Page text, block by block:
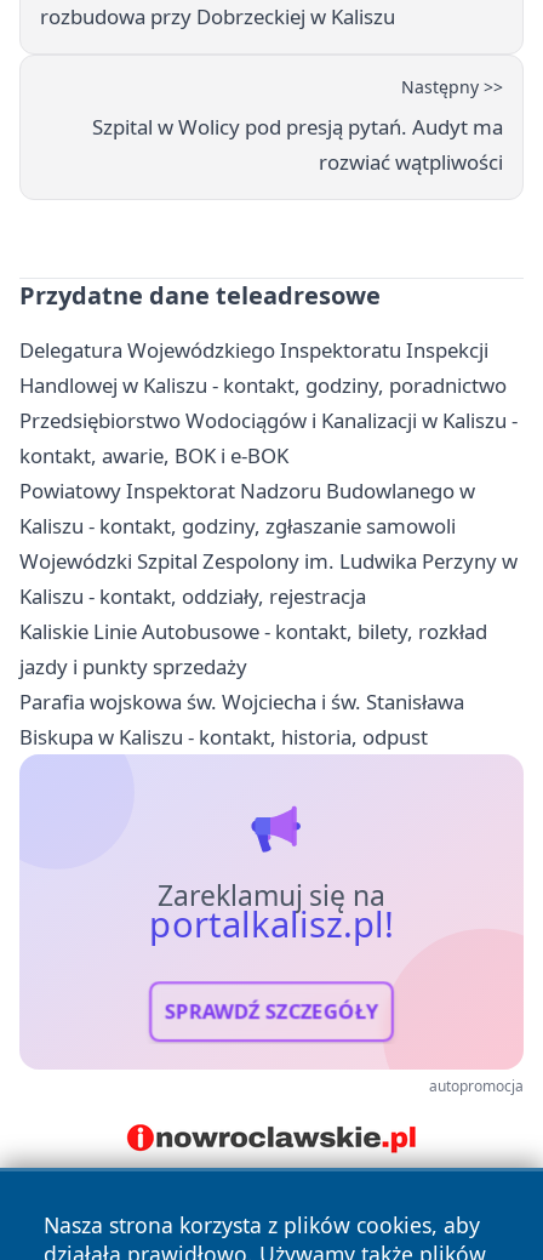
rozbudowa przy Dobrzeckiej w Kaliszu
Następny >>
Szpital w Wolicy pod presją pytań. Audyt ma
rozwiać wątpliwości
Przydatne dane teleadresowe
Delegatura Wojewódzkiego Inspektoratu Inspekcji
Handlowej w Kaliszu - kontakt, godziny, poradnictwo
Przedsiębiorstwo Wodociągów i Kanalizacji w Kaliszu -
kontakt, awarie, BOK i e-BOK
Powiatowy Inspektorat Nadzoru Budowlanego w
Kaliszu - kontakt, godziny, zgłaszanie samowoli
Wojewódzki Szpital Zespolony im. Ludwika Perzyny w
Kaliszu - kontakt, oddziały, rejestracja
Kaliskie Linie Autobusowe - kontakt, bilety, rozkład
jazdy i punkty sprzedaży
Parafia wojskowa św. Wojciecha i św. Stanisława
Biskupa w Kaliszu - kontakt, historia, odpust
Zareklamuj się na
portalkalisz.pl!
SPRAWDŹ SZCZEGÓŁY
autopromocja
Nasza strona korzysta z plików cookies, aby
działała prawidłowo. Używamy także plików